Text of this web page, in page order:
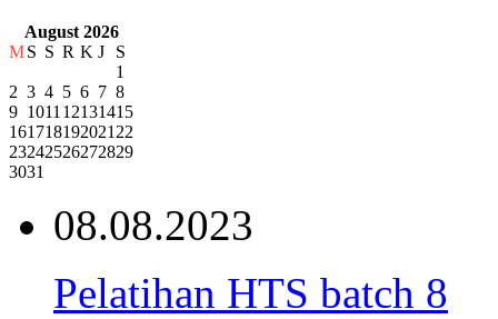
August 2026
MS S R K J
S
1
2 3 4 5 6 7 8
9 1011 12131415
161718192021 22
23242526272829
3031
08.08.2023
Pelatihan HTS batch 8